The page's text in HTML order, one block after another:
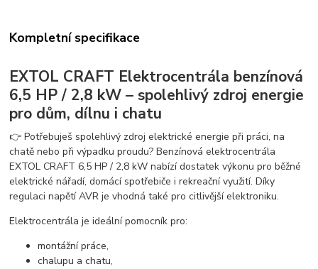
Kompletní specifikace
EXTOL CRAFT Elektrocentrála benzínová
6,5 HP / 2,8 kW – spolehlivý zdroj energie
pro dům, dílnu i chatu
👉 Potřebuješ spolehlivý zdroj elektrické energie při práci, na
chatě nebo při výpadku proudu? Benzínová elektrocentrála
EXTOL CRAFT 6,5 HP / 2,8 kW nabízí dostatek výkonu pro běžné
elektrické nářadí, domácí spotřebiče i rekreační využití. Díky
regulaci napětí AVR je vhodná také pro citlivější elektroniku.
Elektrocentrála je ideální pomocník pro:
montážní práce,
chalupu a chatu,